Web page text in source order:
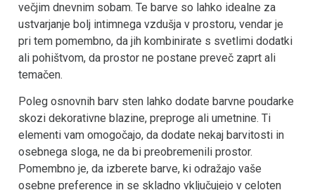
večjim dnevnim sobam. Te barve so lahko idealne za
ustvarjanje bolj intimnega vzdušja v prostoru, vendar je
pri tem pomembno, da jih kombinirate s svetlimi dodatki
ali pohištvom, da prostor ne postane preveč zaprt ali
temačen.
Poleg osnovnih barv sten lahko dodate barvne poudarke
skozi dekorativne blazine, preproge ali umetnine. Ti
elementi vam omogočajo, da dodate nekaj barvitosti in
osebnega sloga, ne da bi preobremenili prostor.
Pomembno je, da izberete barve, ki odražajo vaše
osebne preference in se skladno vključujejo v celoten